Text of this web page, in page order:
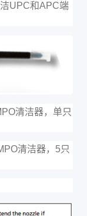
UPC和APC端
清洁器，单只
清洁器， 5只